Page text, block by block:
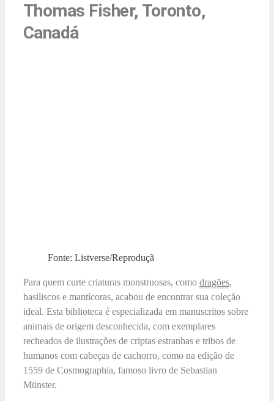
Thomas Fisher, Toronto,
Canadá
Fonte: Listverse/Reproduçã
Para quem curte criaturas monstruosas, como dragões,
basiliscos e mantícoras, acabou de encontrar sua coleção
ideal. Esta biblioteca é especializada em manuscritos sobre
animais de origem desconhecida, com exemplares
recheados de ilustrações de criptas estranhas e tribos de
humanos com cabeças de cachorro, como na edição de
1559 de Cosmographia, famoso livro de Sebastian
Münster.